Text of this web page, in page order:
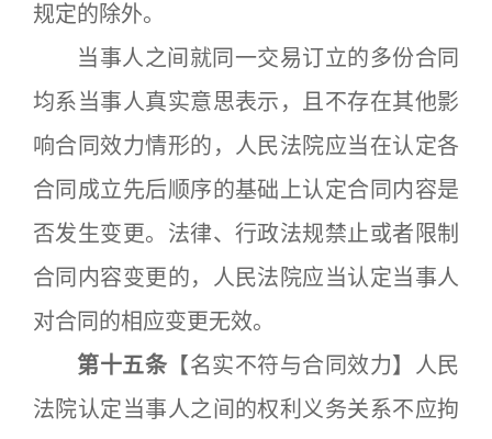
规定的除外。
当事人之间就同一交易订立的多份合同
均系当事人真实意思表示，且不存在其他影
响合同效力情形的，人民法院应当在认定各
合同成立先后顺序的基础上认定合同内容是
否发生变更。法律、行政法规禁止或者限制
合同内容变更的，人民法院应当认定当事人
对合同的相应变更无效。
第十五条 【名实不符与合同效力】人民
法院认定当事人之间的权利义务关系不应拘